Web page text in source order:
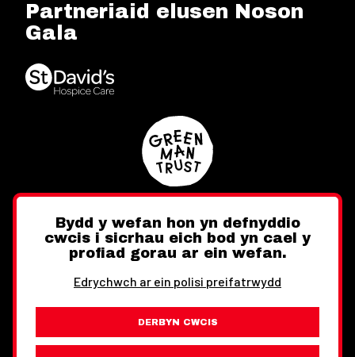
Partneriaid elusen Noson
Gala
Twitter FacebookInstagram
Bydd y wefan hon yn defnyddio
cwcis i sicrhau eich bod yn cael y
profiad gorau ar ein wefan.
Edrychwch ar ein polisi preifatrwydd
DERBYN CWCIS